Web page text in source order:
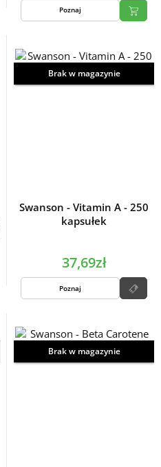
Poznaj
Brak w magazynie
Swanson - Vitamin A - 250
kapsułek
37,69zł
Poznaj
Brak w magazynie